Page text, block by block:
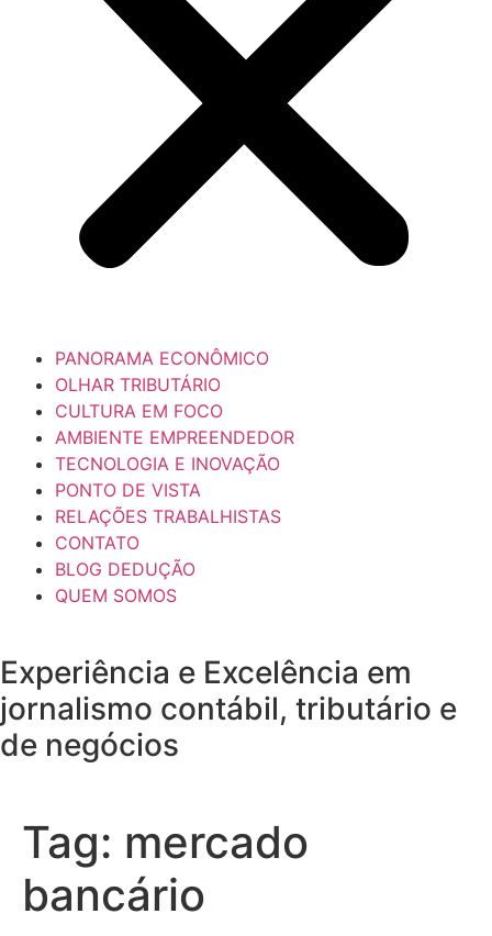
PANORAMA ECONÔMICO
OLHAR TRIBUTÁRIO
CULTURA EM FOCO
AMBIENTE EMPREENDEDOR
TECNOLOGIA E INOVAÇÃO
PONTO DE VISTA
RELAÇÕES TRABALHISTAS
CONTATO
BLOG DEDUÇÃO
QUEM SOMOS
Experiência e Excelência em
jornalismo contábil, tributário e
de negócios
Tag: mercado
bancário